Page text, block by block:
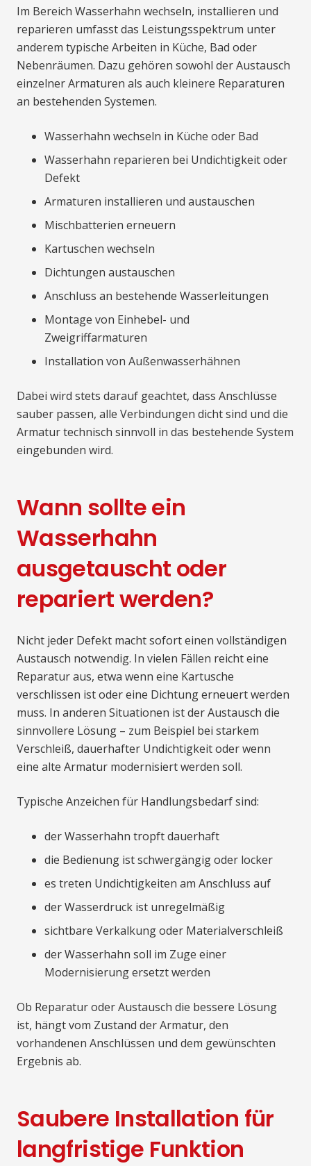
Im Bereich Wasserhahn wechseln, installieren und
reparieren umfasst das Leistungsspektrum unter
anderem typische Arbeiten in Küche, Bad oder
Nebenräumen. Dazu gehören sowohl der Austausch
einzelner Armaturen als auch kleinere Reparaturen
an bestehenden Systemen.
Wasserhahn wechseln in Küche oder Bad
Wasserhahn reparieren bei Undichtigkeit oder
Defekt
Armaturen installieren und austauschen
Mischbatterien erneuern
Kartuschen wechseln
Dichtungen austauschen
Anschluss an bestehende Wasserleitungen
Montage von Einhebel- und
Zweigriffarmaturen
Installation von Außenwasserhähnen
Dabei wird stets darauf geachtet, dass Anschlüsse
sauber passen, alle Verbindungen dicht sind und die
Armatur technisch sinnvoll in das bestehende System
eingebunden wird.
Wann sollte ein
Wasserhahn
ausgetauscht oder
repariert werden?
Nicht jeder Defekt macht sofort einen vollständigen
Austausch notwendig. In vielen Fällen reicht eine
Reparatur aus, etwa wenn eine Kartusche
verschlissen ist oder eine Dichtung erneuert werden
muss. In anderen Situationen ist der Austausch die
sinnvollere Lösung – zum Beispiel bei starkem
Verschleiß, dauerhafter Undichtigkeit oder wenn
eine alte Armatur modernisiert werden soll.
Typische Anzeichen für Handlungsbedarf sind:
der Wasserhahn tropft dauerhaft
die Bedienung ist schwergängig oder locker
es treten Undichtigkeiten am Anschluss auf
der Wasserdruck ist unregelmäßig
sichtbare Verkalkung oder Materialverschleiß
der Wasserhahn soll im Zuge einer
Modernisierung ersetzt werden
Ob Reparatur oder Austausch die bessere Lösung
ist, hängt vom Zustand der Armatur, den
vorhandenen Anschlüssen und dem gewünschten
Ergebnis ab.
Saubere Installation für
langfristige Funktion